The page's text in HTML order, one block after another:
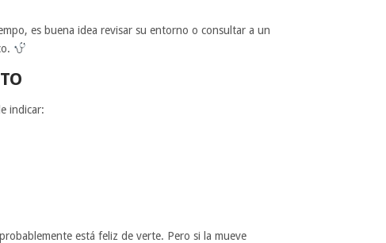
es buena idea revisar su entorno o consultar a un
indicar:
está feliz de verte. Pero si la mueve